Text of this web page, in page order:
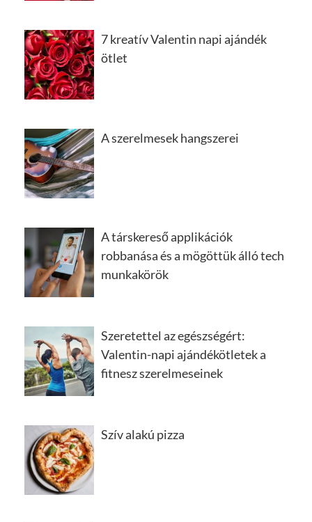
7 kreatív Valentin napi ajándék
ötlet
A szerelmesek hangszerei
A társkereső applikációk
robbanása és a mögöttük álló tech
munkakörök
Szeretettel az egészségért:
Valentin-napi ajándékötletek a
fitnesz szerelmeseinek
Szív alakú pizza